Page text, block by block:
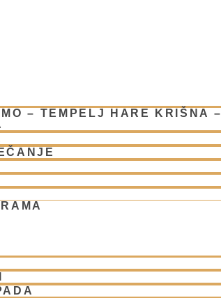
– TEMPELJ HARE KRIŠNA –